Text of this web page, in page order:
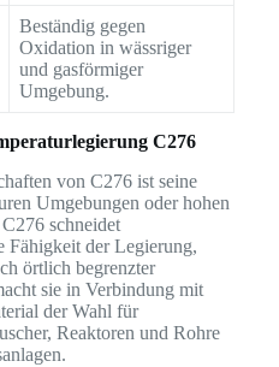
Beständig gegen
Oxidation in wässriger
und gasförmiger
Umgebung.
C276
von C276 ist seine
Umgebungen oder hohen
schneidet
Fähigkeit der Legierung,
örtlich begrenzter
sie in Verbindung mit
der Wahl für
Reaktoren und Rohre